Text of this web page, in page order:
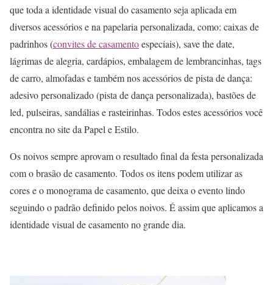
que toda a identidade visual do casamento seja aplicada em
diversos acessórios e na papelaria personalizada, como: caixas de
padrinhos (convites de casamentoespeciais), save the date,
lágrimas de alegria, cardápios, embalagem de lembrancinhas, tags
de carro, almofadas e também nos acessórios de pista de dança:
adesivo personalizado (pista de dança personalizada), bastões de
led, pulseiras, sandálias e rasteirinhas. Todos estes acessórios você
encontra no site da Papel e Estilo.
Os noivos sempre aprovam o resultado final da festa personalizada
com o brasão de casamento. Todos os itens podem utilizar as
cores e o monograma de casamento, que deixa o evento lindo
seguindo o padrão definido pelos noivos. É assim que aplicamos a
identidade visual de casamento no grande dia.